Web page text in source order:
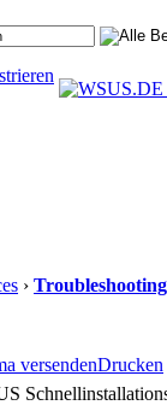
› Troubleshooting
versendenDrucken